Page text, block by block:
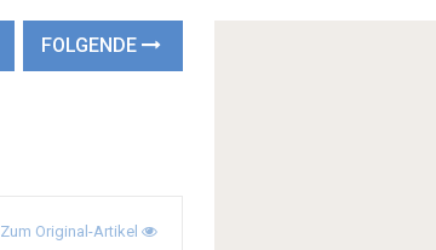
FOLGENDE
Zum Original-Artikel